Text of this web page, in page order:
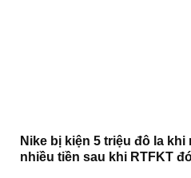
Nike bị kiện 5 triệu đô la
nhiều tiền sau khi RTFKT